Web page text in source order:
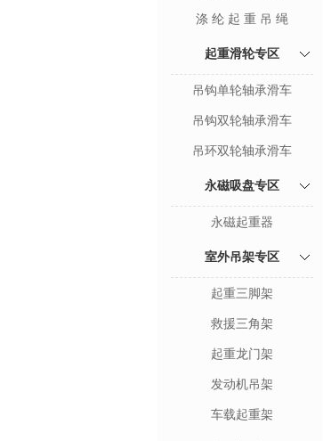
涤 纶 起 重 吊 绳
起重滑轮专区
吊钩单轮轴承滑车
吊钩双轮轴承滑车
吊环双轮轴承滑车
永磁吸盘专区
永磁起重器
室外吊架专区
起重三脚架
救援三角架
起重龙门架
发动机吊架
车载起重架